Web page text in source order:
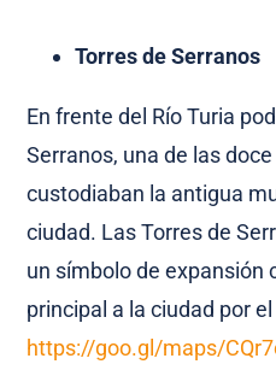
Torres de Serranos
En frente del Río Turia
Serranos, una de las
custodiaban la antigua
ciudad. Las Torres de
un símbolo de expansión
principal a la ciudad por
https://goo.gl/maps/